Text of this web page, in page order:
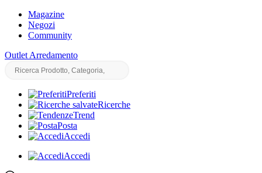
Magazine
Negozi
Community
Outlet Arredamento
Preferiti
Ricerche
Trend
Posta
Accedi
Accedi